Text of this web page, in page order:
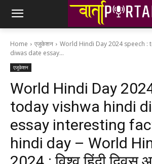
Home एजुकेशन
World Hindi Day 2024 speech :
diwas date essay...
एजुकेशन
World Hindi Day
today vishwa hindi
essay interesting
hindi day – World